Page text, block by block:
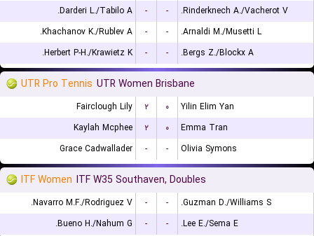
Darderi L./Tabilo A.
- -
Rinderknech A./Vacherot V.
Khachanov K./Rublev A.
- -
Arnaldi M./Musetti L.
Herbert P-H./Krawietz K.
- - Bergs Z./Blockx A.
UTR Pro Tennis UTR Women Brisbane
Fairclough Lily ۲ ۰
Yilin Elim Yan
Kaylah Mcphee
۲ ۰
Emma Tran
Grace Cadwallader
- - Olivia Symons
ITF Women ITF W35 Southaven, Doubles
Navarro M.F./Rodriguez V. - -
Guzman D./Williams S.
Bueno H./Nahum G.
- - Lee E./Sema E.